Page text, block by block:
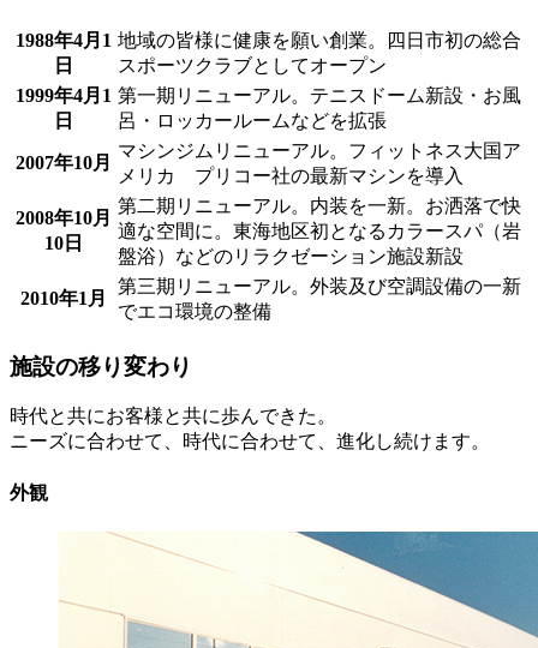
1988年4月1
日
地域の皆様に健康を願い創業。四日市初の総合
スポーツクラブとしてオープン
1999年4月1
日
第一期リニューアル。テニスドーム新設・お風
呂・ロッカールームなどを拡張
2007年10月
マシンジムリニューアル。フィットネス大国ア
メリカ プリコー社の最新マシンを導入
2008年10月
10日
第二期リニューアル。内装を一新。お洒落で快
適な空間に。東海地区初となるカラースパ（岩
盤浴）などのリラクゼーション施設新設
2010年1月
第三期リニューアル。外装及び空調設備の一新
でエコ環境の整備
施設の移り変わり
時代と共にお客様と共に歩んできた。
ニーズに合わせて、時代に合わせて、進化し続けます。
外観